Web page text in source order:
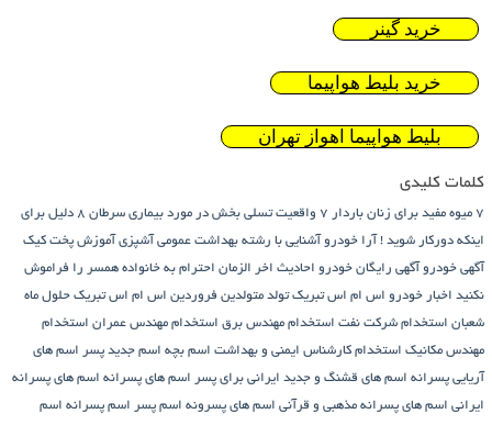
خرید گینر
خرید بلیط هواپیما
بلیط هواپیما اهواز تهران
کلمات کلیدی
7 میوه مفید برای زنان باردار 7 واقعیت تسلی بخش در مورد بیماری سرطان
8 دلیل برای
اینکه دورکار شوید ! آرا خودرو آشنایی با رشته بهداشت عمومی آشپزی آموزش پخت کیک
آگهی خودرو آگهی رایگان خودرو احادیث اخر الزمان احترام به خانواده همسر را فراموش
نکنید اخبار خودرو اس ام اس تبریک تولد متولدین فروردین اس ام اس تبریک حلول ماه
شعبان استخدام شرکت نفت استخدام مهندس برق استخدام مهندس عمران استخدام
مهندس مکانیک استخدام کارشناس ایمنی و بهداشت اسم بچه اسم جدید پسر اسم های
آریایی پسرانه اسم های قشنگ و جدید ایرانی برای پسر اسم های پسرانه اسم های پسرانه
ایرانی اسم های پسرانه مذهبی و قرآنی اسم های پسرونه اسم پسر اسم پسرانه اسم